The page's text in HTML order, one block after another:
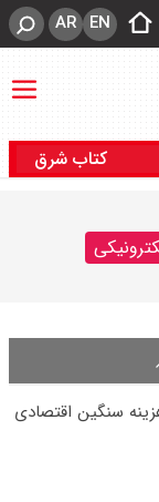
EN
AR
کتاب شرق
سنگین اقتصادی